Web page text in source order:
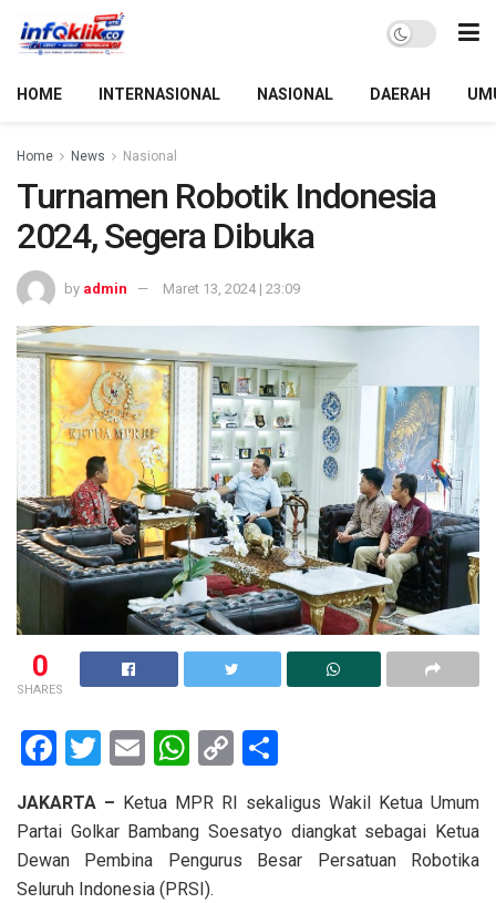
HOME INTERNASIONAL NASIONAL DAERAH
Home News Nasional
Turnamen Robotik Indonesia
2024, Segera Dibuka
by admin Maret 13, 2024 | 23:09
0
SHARES
F
ce
b
o
T
tt
er
E
ail
W
at
s
A
C
py
Li
ar
e
JAKARTA – Ketua MPR RI sekaligus Wakil Ketua Umum
Partai Golkar Bambang Soesatyo diangkat sebagai Ketua
Dewan Pembina Pengurus Besar Persatuan Robotika
Seluruh Indonesia (PRSI).